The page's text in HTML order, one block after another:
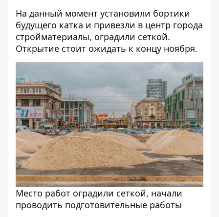
На данный момент установили бортики
будущего катка и привезли в центр города
стройматериалы, оградили сеткой.
Открытие стоит ожидать к концу ноября.
Место работ оградили сеткой, начали
проводить подготовительные работы